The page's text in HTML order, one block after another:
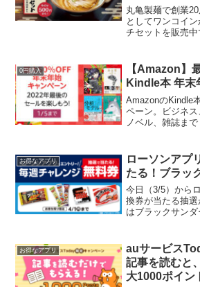
丸亀製麺で創業
としてワンコイ
チセットを販売
ぷら・おむすび
品を2つ選べます
0円購入
【Amazon】
Kindle本 年末
AmazonのKindle
ペーン。ビジネ
ノベル、雑誌ま
Kindl...
お得なアプリ
ローソンアプ
たる！ブラッ
今日（3/5）から
換券が当たる抽
はブラックサンダ
てね。
お得なアプリ
auサービス
記事を読むと
大1000ポイン